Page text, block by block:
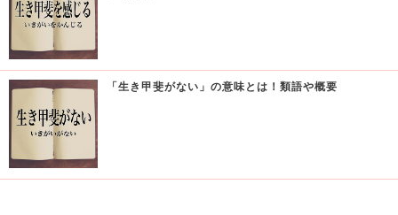
「生き甲斐がない」の意味とは！類語や概要